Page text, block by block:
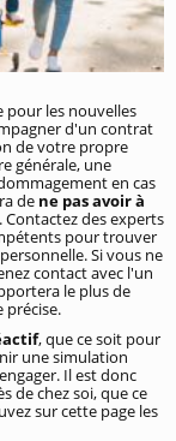
pour les nouvelles
d'un contrat
de votre propre
générale, une
en cas
de ne pas avoir à
Contactez des experts
pour trouver
Si vous ne
contact avec l'un
le plus de
précise.
, que ce soit pour
une simulation
Il est donc
de chez soi, que ce
sur cette page les